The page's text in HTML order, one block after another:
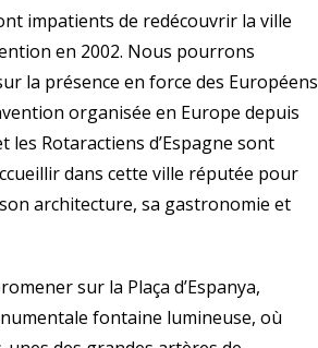
impatients de redécouvrir la ville
en 2002. Nous pourrons
la présence en force des Européens
organisée en Europe depuis
les Rotaractiens d’Espagne sont
dans cette ville réputée pour
architecture, sa gastronomie et
sur la Plaça d’Espanya,
fontaine lumineuse, où